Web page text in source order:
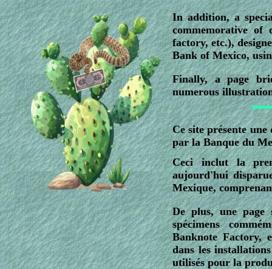
In addition, a
commemorative of
factory, etc.),
Bank of Mexico,
Finally, a page
numerous
Ce site présente
par la Banque du
Ceci inclut la
aujourd'hui
Mexique,
De plus, une page
spécimens
Banknote Factory,
dans les
utilisés pour la